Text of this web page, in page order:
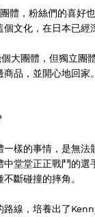
體，粉絲們的喜好
文化，在日本已經
大團體，但獨立團
品，並開心地回
樣的事情，是無
堂堂正正戰鬥的
斷碰撞的摔角。
路線，培養出了